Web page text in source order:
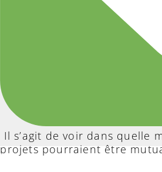
Il s’agit de voir dans quelle
projets pourraient être